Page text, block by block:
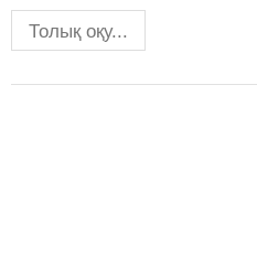
Толық оқу...